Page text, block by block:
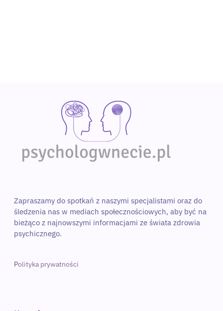
Zapraszamy do spotkań z naszymi specjalistami oraz do
śledzenia nas w mediach społecznościowych, aby być na
bieżąco z najnowszymi informacjami ze świata zdrowia
psychicznego.
Polityka prywatności